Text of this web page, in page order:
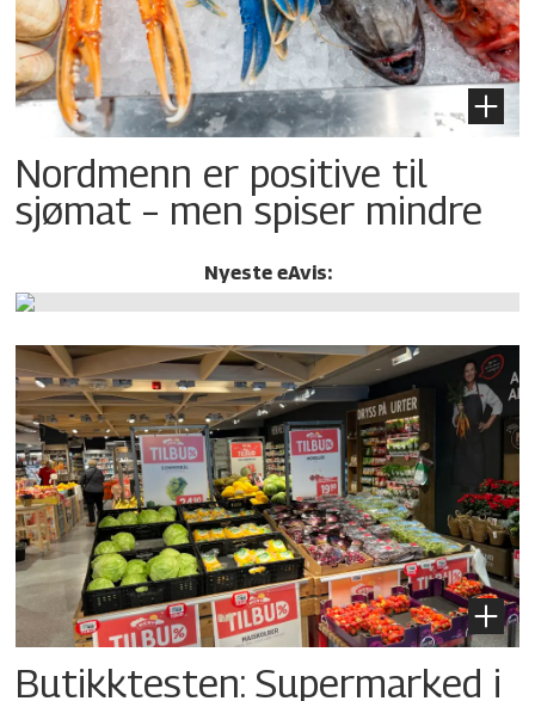
Nordmenn er positive til
sjømat – men spiser mindre
Nyeste eAvis:
Butikktesten: Supermarked i